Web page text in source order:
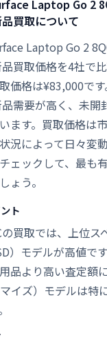
Laptop Go 2
買取について
Laptop Go 2
買取価格を4社で比
価格は¥83,000で
需要が高く、未開
ます。買取価格は
況によって日々変
ェックして、最も
ょう。
ト
買取では、上位ス
）モデルが高値で
品より高い査定額に
イズ）モデルは特